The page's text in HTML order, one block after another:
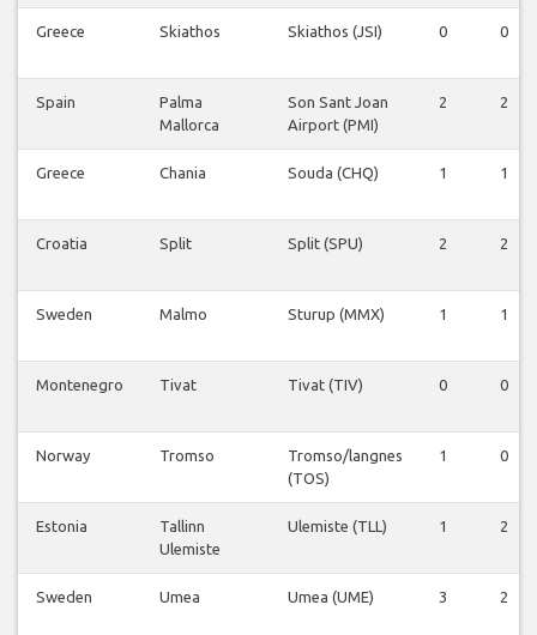
Greece Skiathos Skiathos (JSI) 0 0
Spain
Palma
Mallorca
Son Sant Joan
Airport (PMI)
2 2
Greece Chania Souda (CHQ) 1 1
Croatia Split Split (SPU) 2 2
Sweden Malmo Sturup (MMX) 1 1
Montenegro Tivat Tivat (TIV) 0 0
Norway Tromso
Tromso/langnes
(TOS)
1 0
Estonia
Tallinn
Ulemiste
Ulemiste (TLL) 1 2
Sweden Umea Umea (UME) 3 2